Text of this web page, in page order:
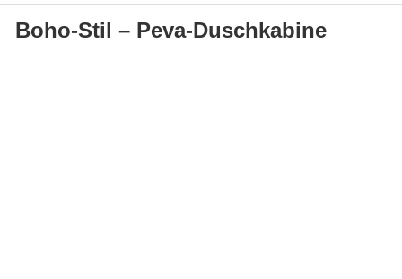
Boho-Stil – Peva-Duschkabine
Boho-Stil – Peva-Duschkabine